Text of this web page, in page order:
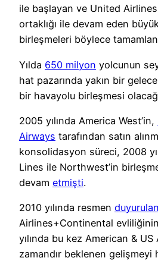
ile başlayan ve United
ortaklığı ile devam eden
birleşmeleri böylece
Yılda 650 milyon yolcunun
hat pazarında yakın bir
bir havayolu birleşmesi
2005 yılında America West’in,
Airways tarafından satın
konsolidasyon süreci, 2008
Lines ile Northwest’in
devam etmişti.
2010 yılında resmen duyurulan
Airlines+Continental
yılında bu kez American &
zamandır beklenen gelişmeyi